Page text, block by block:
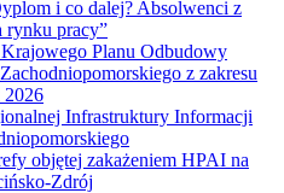
i co dalej? Absolwenci z
rynku pracy”
Planu Odbudowy
z zakresu
2026
Infrastruktury Informacji
objętej zakażeniem HPAI na
Zdrój